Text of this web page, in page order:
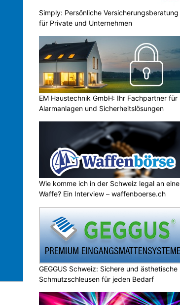
Simply: Persönliche Versicherungsberatung
für Private und Unternehmen
EM Haustechnik GmbH: Ihr Fachpartner für
Alarmanlagen und Sicherheitslösungen
Wie komme ich in der Schweiz legal an eine
Waffe? Ein Interview – waffenboerse.ch
GEGGUS Schweiz: Sichere und ästhetische
Schmutzschleusen für jeden Bedarf